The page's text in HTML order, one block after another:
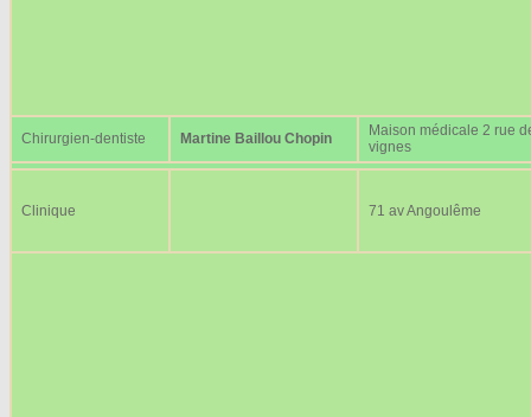
Chirurgien-dentiste Martine Baillou Chopin
Maison médicale 2 rue
vignes
Clinique 71 av Angoulême